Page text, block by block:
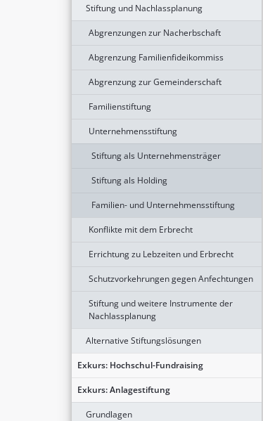
Stiftung und Nachlassplanung
Abgrenzungen zur Nacherbschaft
Abgrenzung Familienfideikommiss
Abgrenzung zur Gemeinderschaft
Familienstiftung
Unternehmensstiftung
Stiftung als Unternehmensträger
Stiftung als Holding
Familien- und Unternehmensstiftung
Konflikte mit dem Erbrecht
Errichtung zu Lebzeiten und Erbrecht
Schutzvorkehrungen gegen Anfechtungen
Stiftung und weitere Instrumente der
Nachlassplanung
Alternative Stiftungslösungen
Exkurs: Hochschul-Fundraising
Exkurs: Anlagestiftung
Grundlagen